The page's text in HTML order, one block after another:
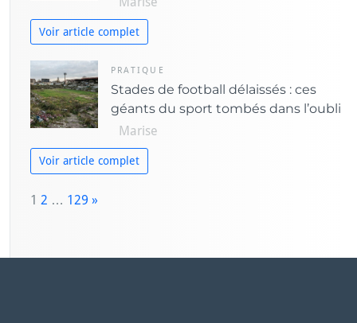
Voir article complet
PRATIQUE
Stades de football délaissés : ces
géants du sport tombés dans l’oubli
Marise
Voir article complet
P
e:
1 2 … 129
x
»